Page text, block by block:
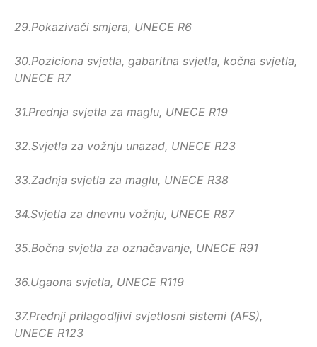
29.Pokazivači smjera, UNECE R6
30.Poziciona svjetla, gabaritna svjetla, kočna svjetla,
UNECE R7
31.Prednja svjetla za maglu, UNECE R19
32.Svjetla za vožnju unazad, UNECE R23
33.Zadnja svjetla za maglu, UNECE R38
34.Svjetla za dnevnu vožnju, UNECE R87
35.Bočna svjetla za označavanje, UNECE R91
36.Ugaona svjetla, UNECE R119
37.Prednji prilagodljivi svjetlosni sistemi (AFS),
UNECE R123